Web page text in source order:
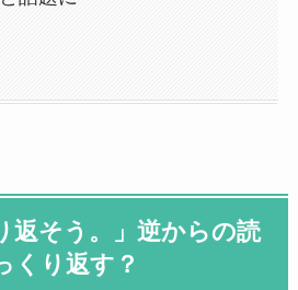
返そう。」逆からの読
くり返す？